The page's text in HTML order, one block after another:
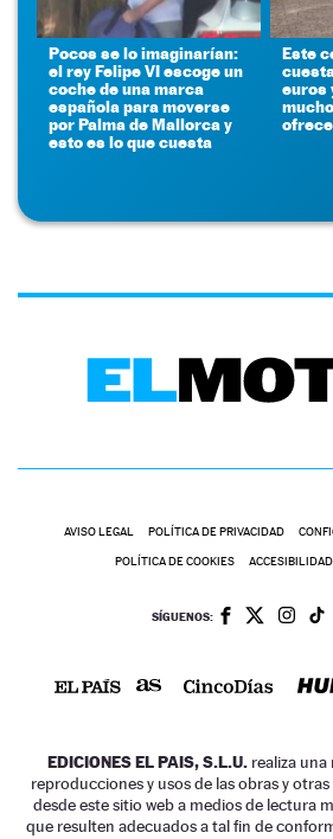
Pocos se lo imaginarían:
el rey Felipe VI escoge un
coche de una marca
española para moverse
por Palma de Mallorca y
esto es lo que cuesta
Este
euros
AVISO LEGAL POLÍTICA DE PRIVACIDAD
POLÍTICA DE COOKIES ACCESIBILIDAD
SÍGUENOS:
EDICIONES EL PAIS, S.L.U. realiza una
reproducciones y usos de las obras y
desde este sitio web a medios de lectura
que resulten adecuados a tal fin de